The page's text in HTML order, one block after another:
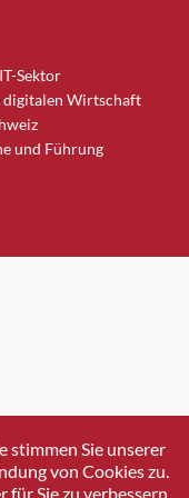
Sektor
digitalen Wirtschaft
und Führung
stimmen Sie unserer
von Cookies zu.
Sie zu verbessern.